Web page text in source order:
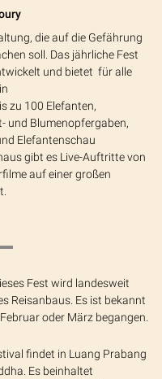
die auf die Gefährung
soll. Das jährliche Fest
und bietet für alle
zu 100 Elefanten,
und Blumenopfergaben,
Elefantenschau
gibt es Live-Auftritte von
auf einer großen
Fest wird landesweit
Reisanbaus. Es ist bekannt
oder März begangen.
findet in Luang Prabang
Es beinhaltet